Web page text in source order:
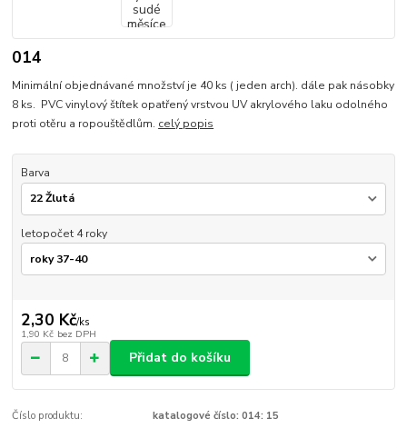
014
Minimální objednávané množství je 40 ks ( jeden arch). dále pak násobky
8 ks. PVC vinylový štítek opatřený vrstvou UV akrylového laku odolného
proti otěru a ropouštědlům. celý popis
Barva
letopočet 4 roky
2,30 Kč/ks
1,90 Kč bez DPH
Přidat do košíku
Číslo produktu: katalogové číslo: 014: 15